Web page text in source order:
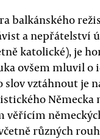
balkánského
a nepřátelství
katolické), je
ovšem mluvil o
vztáhnout je
Německa
věřícím
různých